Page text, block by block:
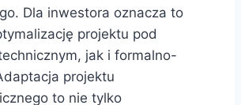
Dla inwestora oznacza to
projektu pod
jak i formalno-
projektu
to nie tylko